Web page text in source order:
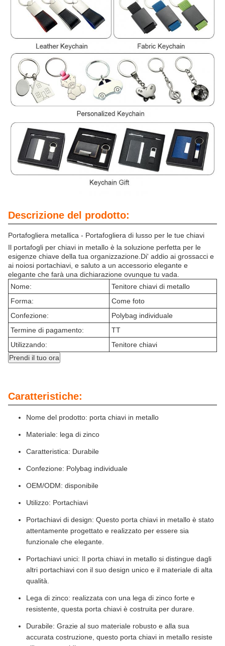
Descrizione del prodotto:
Portafogliera metallica - Portafogliera di lusso per le tue chiavi
Il portafogli per chiavi in metallo è la soluzione perfetta per le
esigenze chiave della tua organizzazione.Di' addio ai grossacci e
ai noiosi portachiavi, e saluto a un accessorio elegante e
elegante che farà una dichiarazione ovunque tu vada.
Nome:
Tenitore chiavi di metallo
Forma:
Come foto
Confezione:
Polybag individuale
Termine di pagamento:
TT
Utilizzando:
Tenitore chiavi
Prendi il tuo ora
Caratteristiche:
Nome del prodotto: porta chiavi in metallo
Materiale: lega di zinco
Caratteristica: Durabile
Confezione: Polybag individuale
OEM/ODM: disponibile
Utilizzo: Portachiavi
Portachiavi di design: Questo porta chiavi in metallo è stato
attentamente progettato e realizzato per essere sia
funzionale che elegante.
Portachiavi unici: Il porta chiavi in metallo si distingue dagli
altri portachiavi con il suo design unico e il materiale di alta
qualità.
Lega di zinco: realizzata con una lega di zinco forte e
resistente, questa porta chiavi è costruita per durare.
Durabile: Grazie al suo materiale robusto e alla sua
accurata costruzione, questo porta chiavi in metallo resiste